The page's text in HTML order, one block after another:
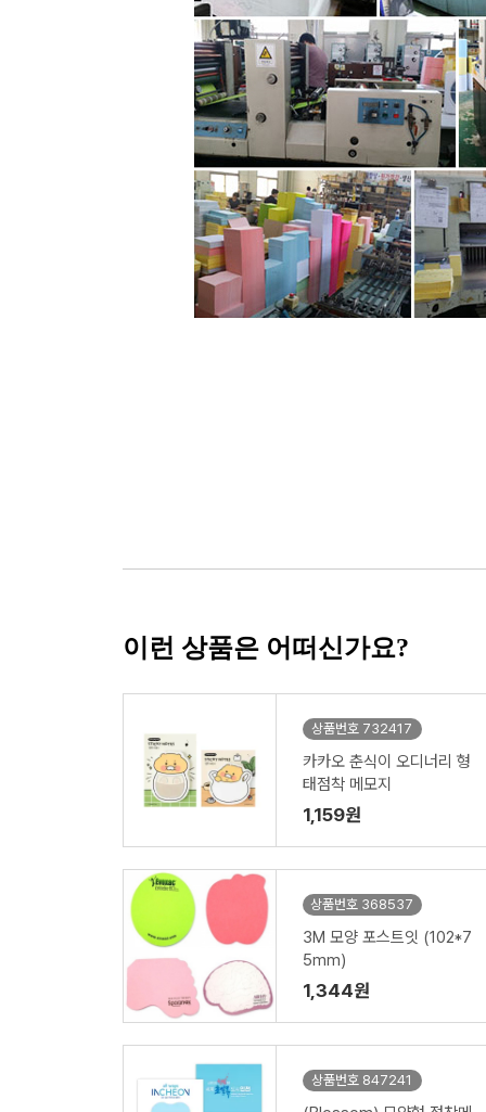
이런 상품은 어떠신가요?
상품번호 732417
카카오 춘식이 오디너리 형
태점착 메모지
1,159원
상품번호 368537
3M 모양 포스트잇 (102*7
5mm)
1,344원
상품번호 847241